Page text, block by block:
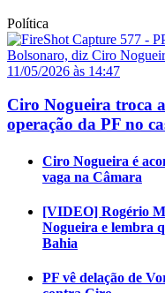
Política
11/05/2026 às 14:47
Ciro Nogueira troca
operação da PF no
Ciro Nogueira é
vaga na Câmara
[VIDEO] Rogério
Nogueira e lembra
Bahia
PF vê delação de